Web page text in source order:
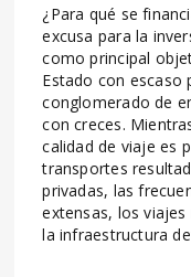
¿Para qué se
excusa para la
como principal
Estado con escaso
conglomerado de
con creces.
calidad de viaje es
transportes
privadas, las
extensas, los
la infraestructura